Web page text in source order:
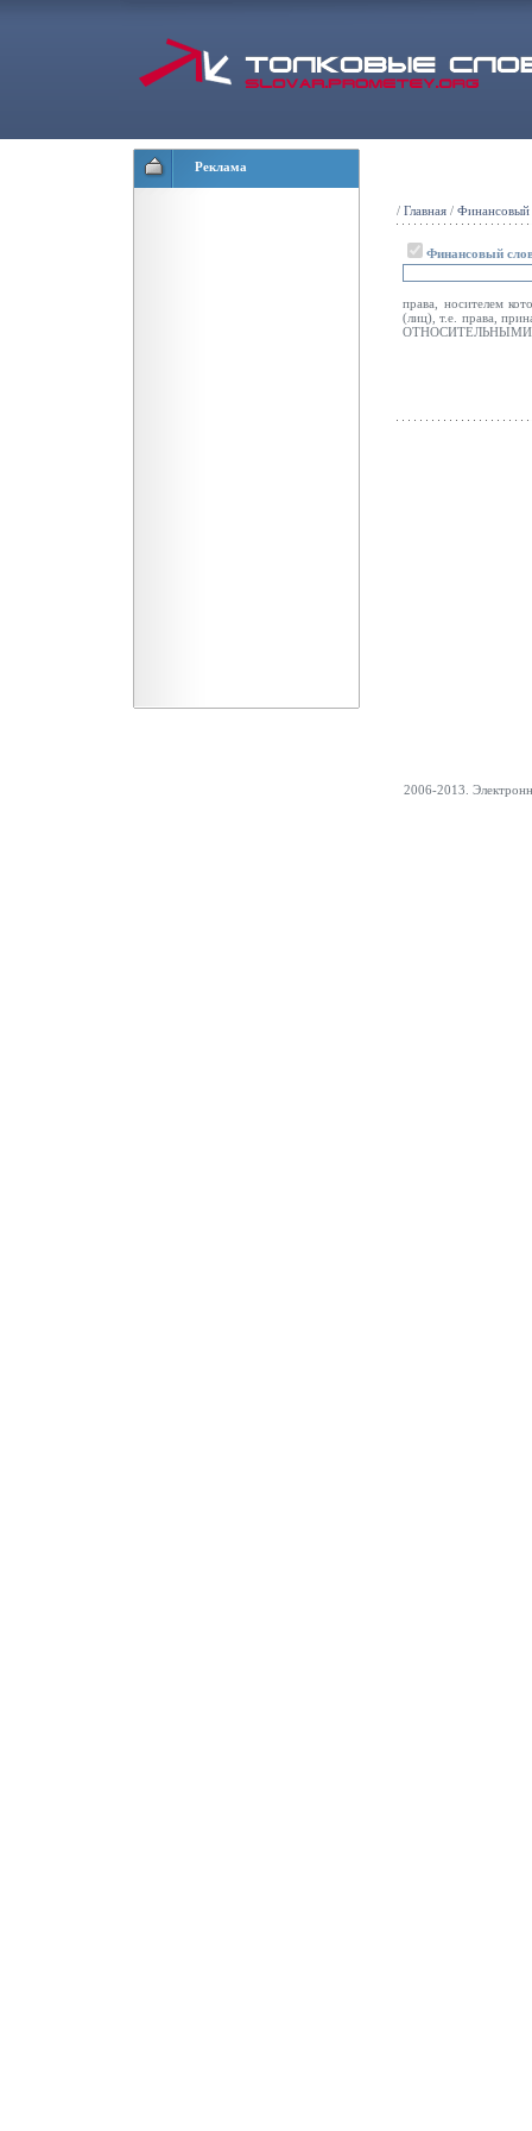
Реклама
/ Главная / Финансовый
Финансовый
права, носителем
(лиц), т.е. права,
ОТНОСИТЕЛЬНЫМИ
2006-2013.